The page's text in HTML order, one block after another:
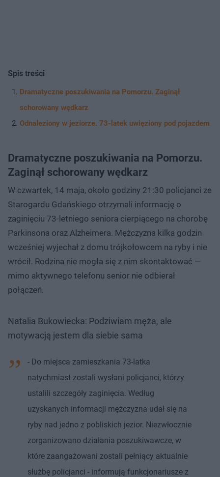
Spis treści
Dramatyczne poszukiwania na Pomorzu. Zaginął
schorowany wędkarz
Odnaleziony w jeziorze. 73-latek uwięziony pod pojazdem
Dramatyczne poszukiwania na Pomorzu.
Zaginął schorowany wędkarz
W czwartek, 14 maja, około godziny 21:30 policjanci ze
Starogardu Gdańskiego otrzymali informację o
zaginięciu 73-letniego seniora cierpiącego na chorobę
Parkinsona oraz Alzheimera. Mężczyzna kilka godzin
wcześniej wyjechał z domu trójkołowcem na ryby i nie
wrócił. Rodzina nie mogła się z nim skontaktować —
mimo aktywnego telefonu senior nie odbierał
połączeń.
Natalia Bukowiecka: Podziwiam męża, ale
motywacją jestem dla siebie sama
- Do miejsca zamieszkania 73-latka
natychmiast zostali wysłani policjanci, którzy
ustalili szczegóły zaginięcia. Według
uzyskanych informacji mężczyzna udał się na
ryby nad jedno z pobliskich jezior. Niezwłocznie
zorganizowano działania poszukiwawcze, w
które zaangażowani zostali pełniący aktualnie
służbę policjanci - informują funkcjonariusze z